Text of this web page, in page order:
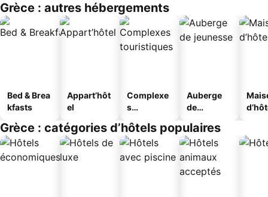
Grèce : autres hébergements
Bed & Brea
kfasts
Appart’hôt
el
Complexe
s
s
Auberge
de
Grèce : catégories d’hôtels populaires